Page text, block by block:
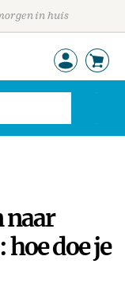
in huis
naar
doe je